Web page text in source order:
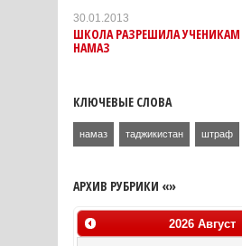
30.01.2013
ШКОЛА РАЗРЕШИЛА
НАМАЗ
КЛЮЧЕВЫЕ СЛОВА
намаз таджикистан штраф
АРХИВ РУБРИКИ «»
2026 Август